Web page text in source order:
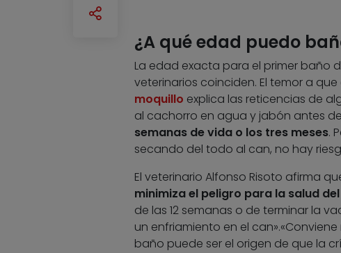
¿A qué edad puedo
La edad exacta para el primer baño
veterinarios coinciden. El temor a
moquillo explica las reticencias de
al cachorro en agua y jabón antes
semanas de vida o los tres meses.
secando del todo al can, no hay
El veterinario Alfonso Risoto afirma
minimiza el peligro para la salud
de las 12 semanas o de terminar la
un enfriamiento en el
baño puede ser el origen de que la